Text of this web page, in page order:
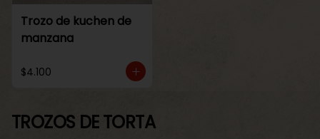
Trozo de kuchen de
manzana
$4.100
TROZOS DE TORTA